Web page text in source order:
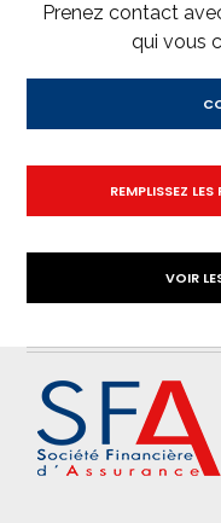
Prenez contact
qui vous
REMPLISSEZ
VOIR